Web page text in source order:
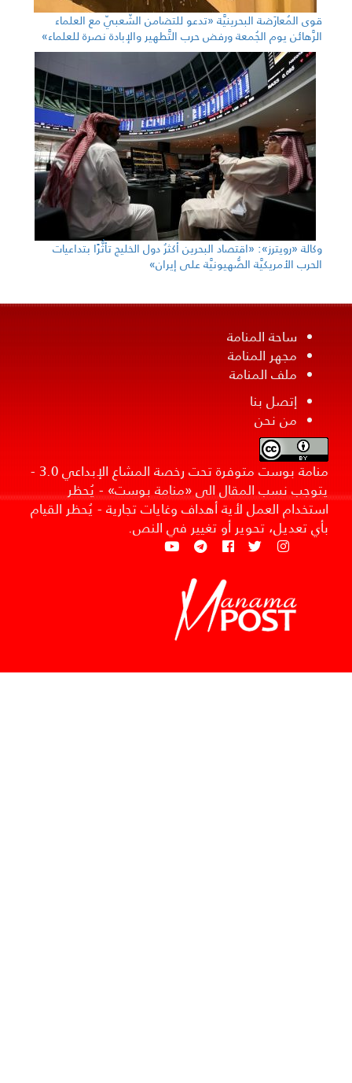
قوى المُعارَضة البحرينيَّة «تدعو للتضامن الشّعبيّ مع العلماء
الرَّهائن يوم الجُمعة ورفض حرب التَّطهير والإبادة نصرة للعلماء»
وكالة «رويترز»: «اقتصاد البحرين أكثرُ دول الخليج تأثُّرًا بتداعيات
الحرب الأمريكيَّة الصُّهيونيَّة على إيران»
ساحة المنامة
مجهر المنامة
ملف المنامة
إتصل بنا
من نحن
منامة بوست متوفرة تحت رخصة المشاع الإبداعي 3.0 -
يتوجب نسب المقال الى «منامة بوست» - يُحظر
استخدام العمل لأية أهداف وغايات تجارية - يُحظر القيام
بأي تعديل، تحوير أو تغيير في النص.